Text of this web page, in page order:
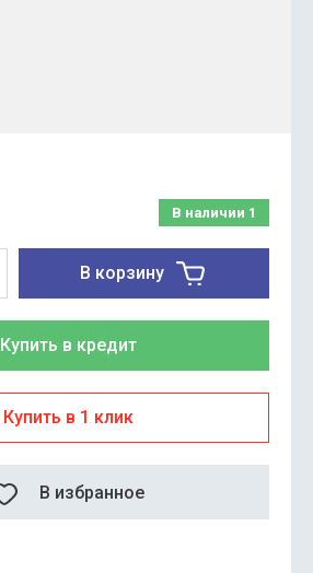
В наличии 1
В корзину
Купить в кредит
Купить в 1 клик
В избранное